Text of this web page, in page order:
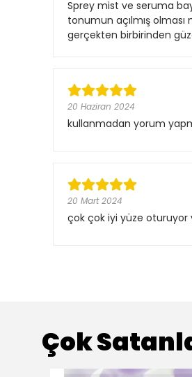
Sprey mist ve seruma
tonumun açılmış
gerçekten birbirinden
20 Haziran 2024
kullanmadan yorum
20 Mart 2024
çok çok iyi yüze oturuyor
Çok